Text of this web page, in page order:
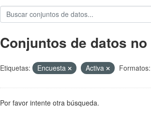
Conjuntos de datos
Etiquetas: Encuesta Activa Formatos:
Por favor intente otra búsqueda.